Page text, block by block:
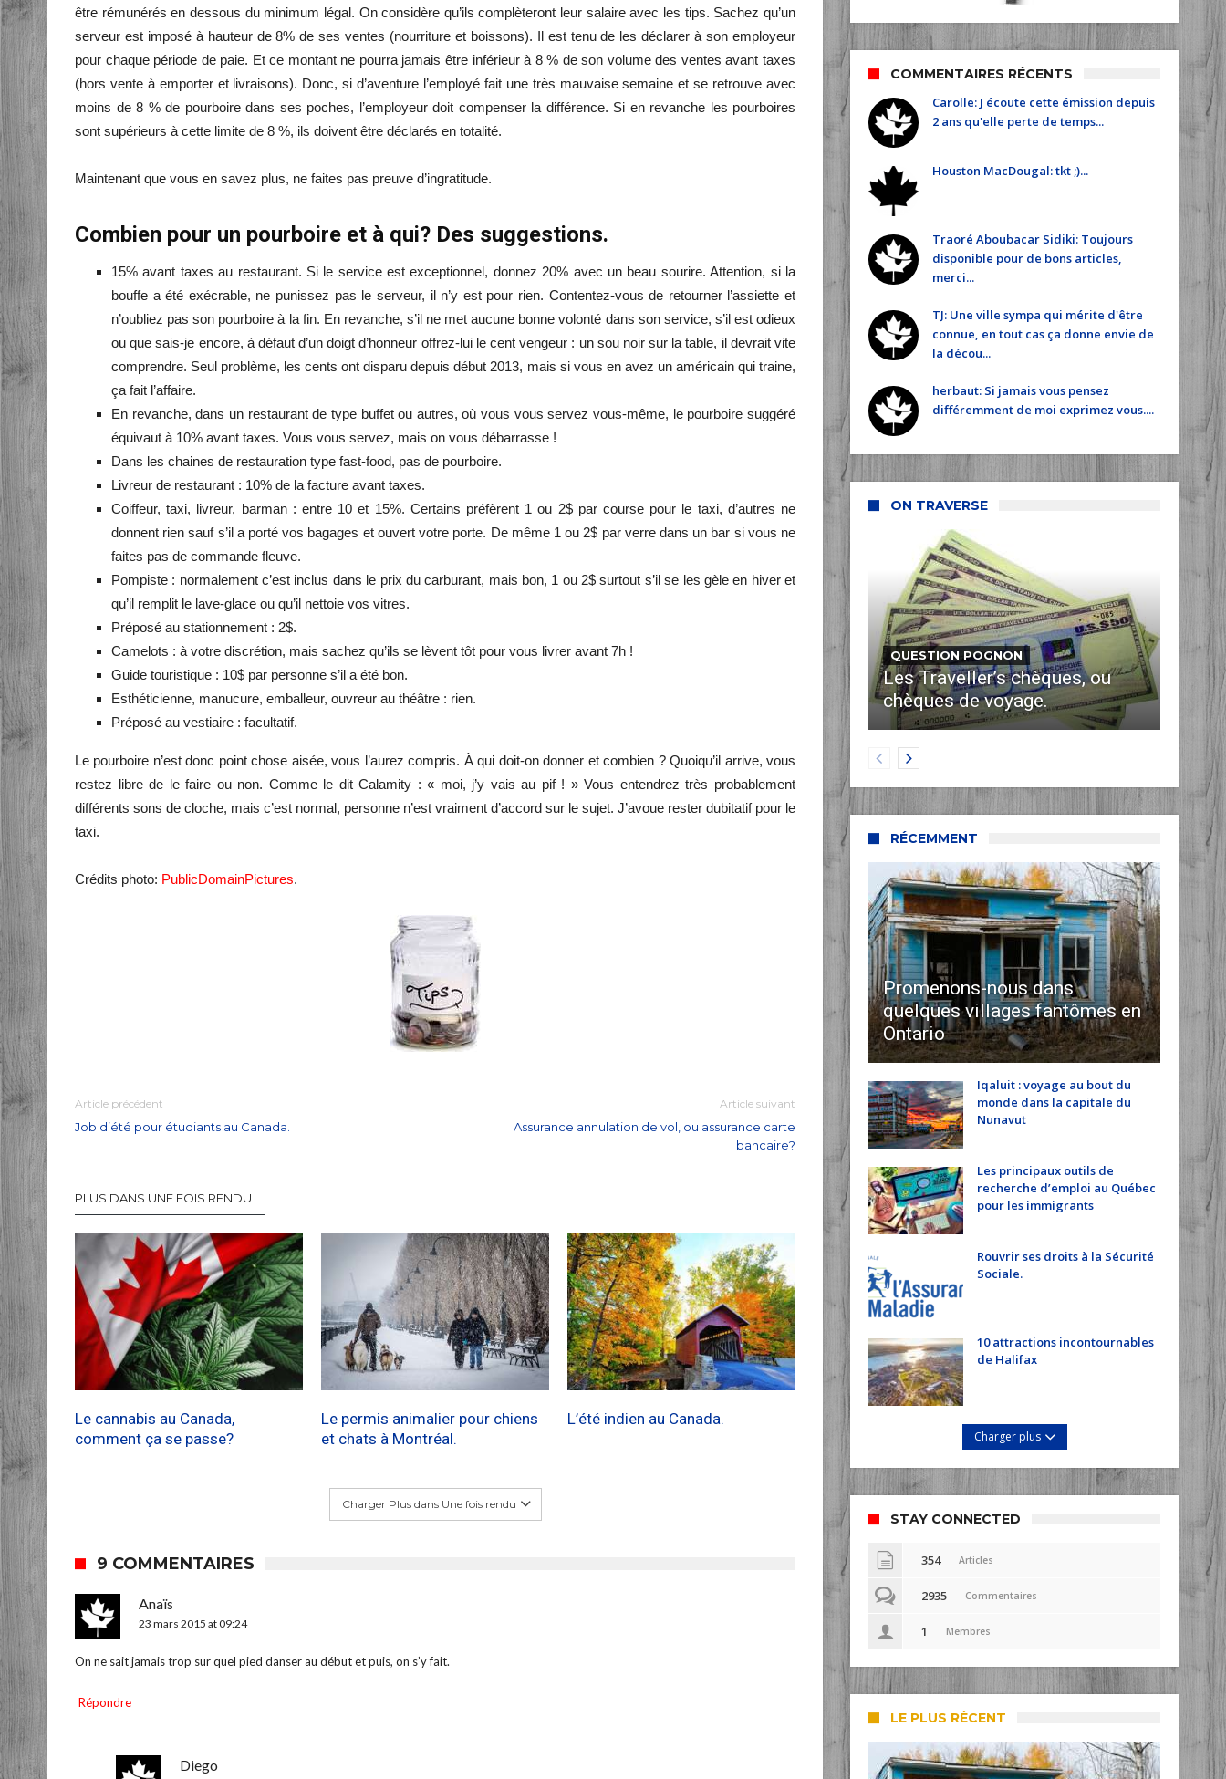
être rémunérés en dessous du minimum légal. On considère qu’ils complèteront leur salaire avec les tips. Sachez qu’un
serveur est imposé à hauteur de 8% de ses ventes (nourriture et boissons). Il est tenu de les déclarer à son employeur
pour chaque période de paie. Et ce montant ne pourra jamais être inférieur à 8 % de son volume des ventes avant taxes
(hors vente à emporter et livraisons). Donc, si d’aventure l’employé fait une très mauvaise semaine et se retrouve avec
moins de 8 % de pourboire dans ses poches, l’employeur doit compenser la différence. Si en revanche les pourboires
sont supérieurs à cette limite de 8 %, ils doivent être déclarés en totalité.
Maintenant que vous en savez plus, ne faites pas preuve d’ingratitude.
Combien pour un pourboire et à qui? Des suggestions.
15% avant taxes au restaurant. Si le service est exceptionnel, donnez 20% avec un beau sourire. Attention, si la
bouffe a été exécrable, ne punissez pas le serveur, il n’y est pour rien. Contentez-vous de retourner l’assiette et
n’oubliez pas son pourboire à la fin. En revanche, s’il ne met aucune bonne volonté dans son service, s’il est odieux
ou que sais-je encore, à défaut d’un doigt d’honneur offrez-lui le cent vengeur : un sou noir sur la table, il devrait vite
comprendre. Seul problème, les cents ont disparu depuis début 2013, mais si vous en avez un américain qui traine,
ça fait l’affaire.
En revanche, dans un restaurant de type buffet ou autres, où vous vous servez vous-même, le pourboire suggéré
équivaut à 10% avant taxes. Vous vous servez, mais on vous débarrasse !
Dans les chaines de restauration type fast-food, pas de pourboire.
Livreur de restaurant : 10% de la facture avant taxes.
Coiffeur, taxi, livreur, barman : entre 10 et 15%. Certains préfèrent 1 ou 2$ par course pour le taxi, d’autres ne
donnent rien sauf s’il a porté vos bagages et ouvert votre porte. De même 1 ou 2$ par verre dans un bar si vous ne
faites pas de commande fleuve.
Pompiste : normalement c’est inclus dans le prix du carburant, mais bon, 1 ou 2$ surtout s’il se les gèle en hiver et
qu’il remplit le lave-glace ou qu’il nettoie vos vitres.
Préposé au stationnement : 2$.
Camelots : à votre discrétion, mais sachez qu’ils se lèvent tôt pour vous livrer avant 7h !
Guide touristique : 10$ par personne s’il a été bon.
Esthéticienne, manucure, emballeur, ouvreur au théâtre : rien.
Préposé au vestiaire : facultatif.
Le pourboire n’est donc point chose aisée, vous l’aurez compris. À qui doit-on donner et combien ? Quoiqu’il arrive, vous
restez libre de le faire ou non. Comme le dit Calamity : « moi, j’y vais au pif ! » Vous entendrez très probablement
différents sons de cloche, mais c’est normal, personne n’est vraiment d’accord sur le sujet. J’avoue rester dubitatif pour le
taxi.
Crédits photo: PublicDomainPictures.
Article précédent
Job d’été pour étudiants au Canada.
Article suivant
Assurance annulation de vol, ou assurance carte
bancaire?
PLUS DANS UNE FOIS RENDU
Le cannabis au Canada,
comment ça se passe?
Le permis animalier pour chiens
et chats à Montréal.
L’été indien au Canada.
Charger Plus dans Une fois rendu
9 COMMENTAIRES
Anaïs
23 mars 2015 at 09:24
On ne sait jamais trop sur quel pied danser au début et puis, on s’y fait.
Répondre
Diego
COMMENTAIRES RÉCENTS
Carolle: J écoute cette émission depuis
2 ans qu'elle perte de temps...
Houston MacDougal: tkt ;)...
Traoré Aboubacar Sidiki: Toujours
disponible pour de bons articles,
merci...
TJ: Une ville sympa qui mérite d'être
connue, en tout cas ça donne envie de
la décou...
herbaut: Si jamais vous pensez
différemment de moi exprimez vous....
ON TRAVERSE
QUESTION POGNON
Les Traveller’s chèques, ou
chèques de voyage.
RÉCEMMENT
Promenons-nous dans
quelques villages fantômes en
Ontario
Iqaluit : voyage au bout du
monde dans la capitale du
Nunavut
Les principaux outils de
recherche d’emploi au Québec
pour les immigrants
Rouvrir ses droits à la Sécurité
Sociale.
10 attractions incontournables
de Halifax
Charger plus
STAY CONNECTED
354 Articles
2935 Commentaires
1 Membres
LE PLUS RÉCENT